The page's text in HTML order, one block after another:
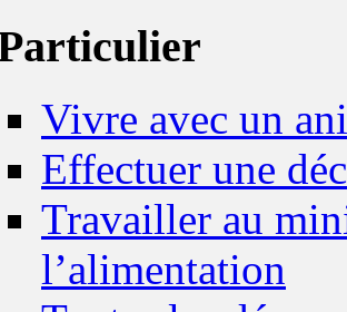
Vivre avec un
Effectuer une
Travailler au
l’alimentation